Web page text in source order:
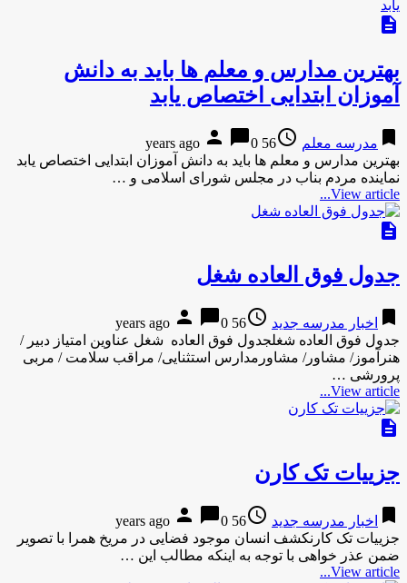
description
بهترین مدارس و معلم ها باید به دانش
آموزان ابتدایی اختصاص یابد
bookmark مدرسه معلم access_time
56 years ago
person chat_bubble0
بهترین مدارس و معلم ها باید به دانش آموزان ابتدایی اختصاص یابد
نماینده مردم بناب در مجلس شورای اسلامی و …
View article...
description
جدول فوق العاده شغل
bookmark اخبار مدرسه جدید access_time
56 years ago
person chat_bubble0
جدول فوق العاده شغلجدول فوق العاده شغل عناوین امتیاز دبیر /
هنرآموز/ مشاور/ مشاورمدارس استثنایی/ مراقب سلامت / مربی
پرورشی …
View article...
description
جزییات تک کارن
bookmark اخبار مدرسه جدید access_time
56 years ago
person chat_bubble0
جزییات تک کارنکشف انسان موجود فضایی در مریخ همرا با تصویر
ضمن عذر خواهی با توجه به اینکه مطالب این …
View article...